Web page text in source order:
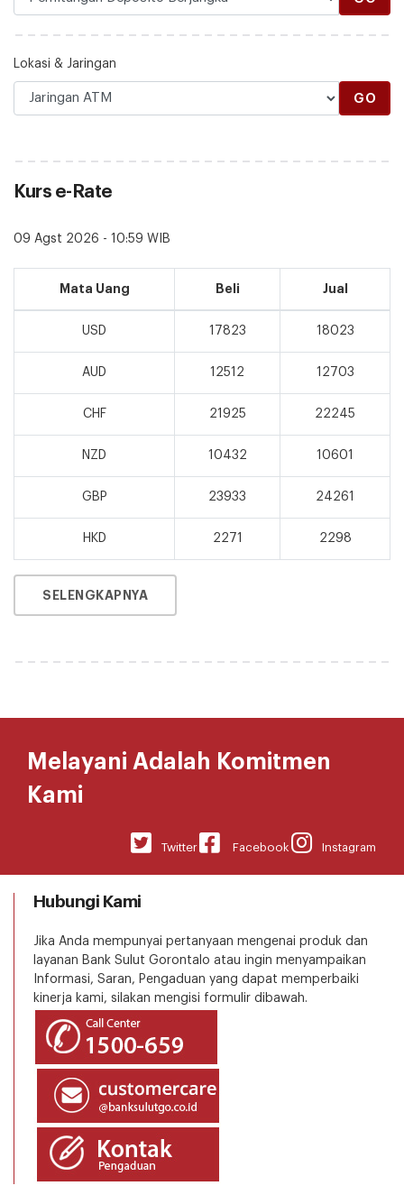
Lokasi & Jaringan
GO
Kurs e-Rate
09 Agst 2026 - 10:59 WIB
Mata Uang Beli Jual
USD 17823 18023
AUD 12512 12703
CHF 21925 22245
NZD 10432 10601
GBP 23933 24261
HKD 2271 2298
SELENGKAPNYA
Melayani Adalah Komitmen
Kami
Instagram
Facebook
Twitter
Hubungi Kami
Jika Anda mempunyai pertanyaan mengenai produk dan
layanan Bank Sulut Gorontalo atau ingin menyampaikan
Informasi, Saran, Pengaduan yang dapat memperbaiki
kinerja kami, silakan mengisi formulir dibawah.